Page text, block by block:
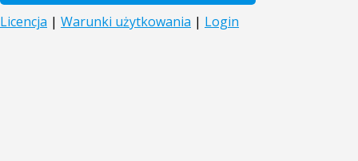
Licencja | Warunki użytkowania | Login